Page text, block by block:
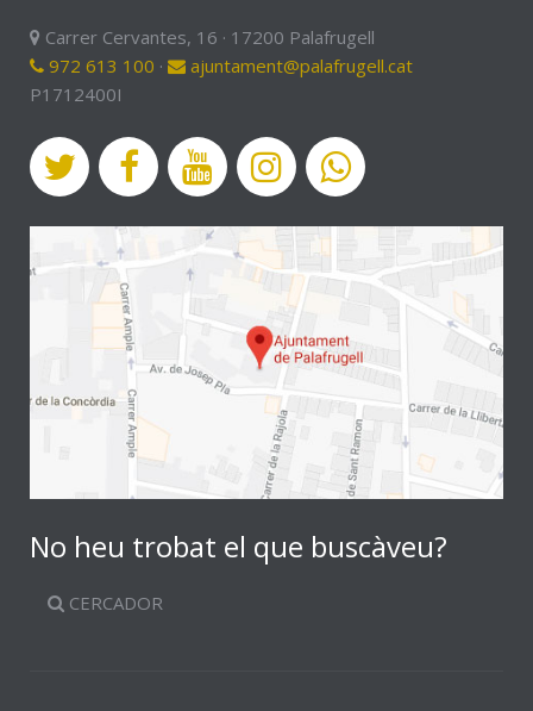
Carrer Cervantes, 16 · 17200 Palafrugell
972 613 100 ·
ajuntament@palafrugell.cat
P1712400I
No heu trobat el que buscàveu?
CERCADOR